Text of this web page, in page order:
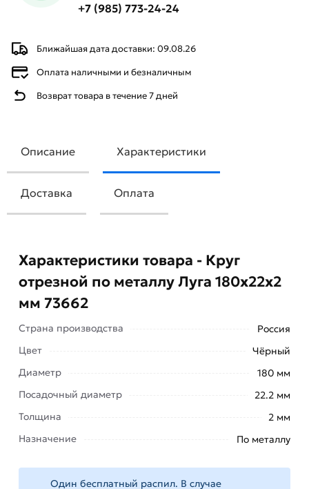
Ближайшая дата доставки: 09.08.26
Оплата наличными и безналичным
Возврат товара в течение 7 дней
+7 (985) 773-24-24
Описание Характеристики
Доставка Оплата
73662 используется совместно с отрезными и
шлифовальными машинами, УШМ, болгарками).
Характеристики товара - Круг
отрезной по металлу Луга 180х22х2
мм 73662
Страна производства
Россия
Цвет
Чёрный
Диаметр
180 мм
Посадочный диаметр
22.2 мм
Толщина
2 мм
Назначение
По металлу
Один бесплатный распил. В случае